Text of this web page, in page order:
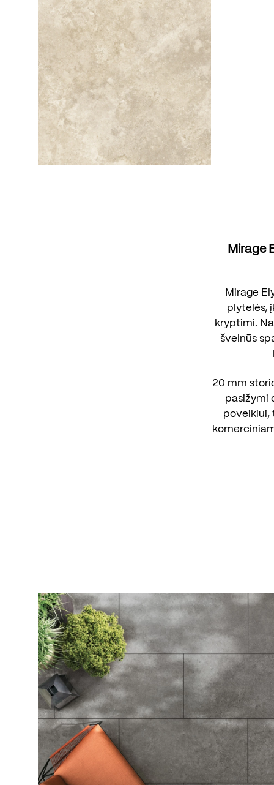
Mirage
Mirage
plytelės,
kryptimi.
švelnūs
20 mm
pasižymi
poveikiui,